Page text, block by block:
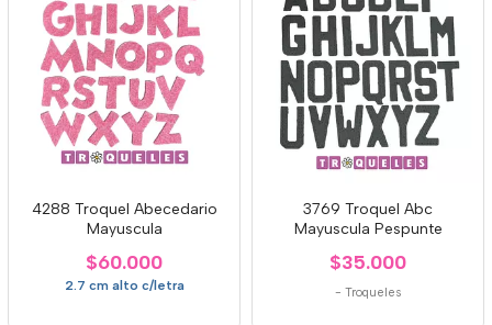
4288 Troquel Abecedario
Mayuscula
$60.000
2.7 cm alto c/letra
3769 Troquel Abc
Mayuscula Pespunte
$35.000
- Troqueles